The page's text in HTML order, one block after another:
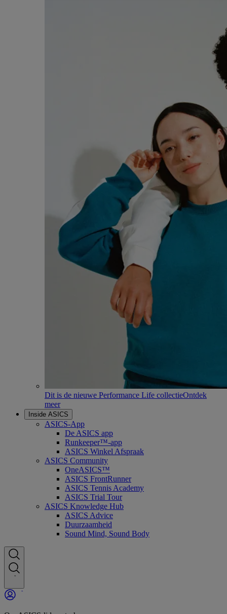
Dit is de nieuwe Performance Life collectieOntdek
meer
Inside ASICS
ASICS-App
De ASICS app
Runkeeper™-app
ASICS Winkel Afspraak
ASICS Community
OneASICS™
ASICS FrontRunner
ASICS Tennis Academy
ASICS Trial Tour
ASICS Knowledge Hub
ASICS Advice
Duurzaamheid
Sound Mind, Sound Body